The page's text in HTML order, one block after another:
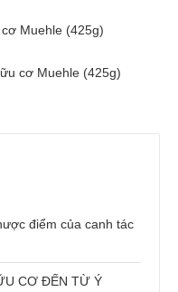
Muehle (425g)
cơ Muehle (425g)
điểm của canh tác
CƠ ĐẾN TỪ Ý